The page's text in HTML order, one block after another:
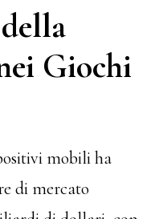
Giochi
mobili ha
di mercato